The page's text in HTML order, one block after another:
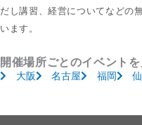
だし講習、経営についてなどの
います。
開催場所ごとのイベントを
大阪 名古屋 福岡